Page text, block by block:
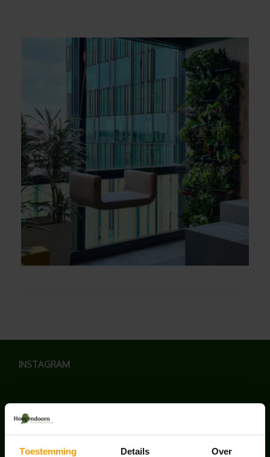
Toestemming Details Over
INSTAGRAM
LAATSTE NIEUWS